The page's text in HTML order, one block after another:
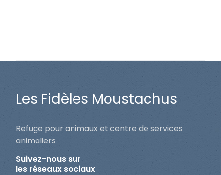
Les Fidèles Moustachus
Refuge pour animaux et centre de services
animaliers
Suivez-nous sur
les réseaux sociaux